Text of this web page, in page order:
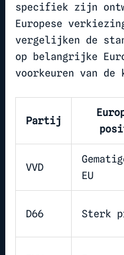
specifiek zijn
Europese
vergelijken de
op belangrijke
voorkeuren van de
Partij
VVD
EU
D66 Sterk